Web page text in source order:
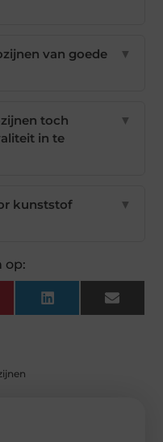
van goede
▼
toch
in te
▼
kunststof
▼
op:
LinkedIn Email